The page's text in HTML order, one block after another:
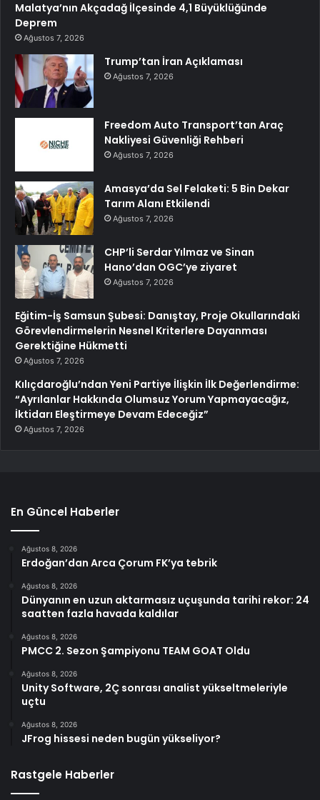
Malatya’nın Akçadağ İlçesinde 4,1 Büyüklüğünde
Deprem
Ağustos 7, 2026
Trump’tan İran Açıklaması
Ağustos 7, 2026
Freedom Auto Transport’tan Araç
Nakliyesi Güvenliği Rehberi
Ağustos 7, 2026
Amasya’da Sel Felaketi: 5 Bin Dekar
Tarım Alanı Etkilendi
Ağustos 7, 2026
CHP’li Serdar Yılmaz ve Sinan
Hano’dan OGC’ye ziyaret
Ağustos 7, 2026
Eğitim-İş Samsun Şubesi: Danıştay, Proje Okullarındaki
Görevlendirmelerin Nesnel Kriterlere Dayanması
Gerektiğine Hükmetti
Ağustos 7, 2026
Kılıçdaroğlu’ndan Yeni Partiye İlişkin İlk Değerlendirme:
“Ayrılanlar Hakkında Olumsuz Yorum Yapmayacağız,
İktidarı Eleştirmeye Devam Edeceğiz”
Ağustos 7, 2026
En Güncel Haberler
Ağustos 8, 2026
Erdoğan’dan Arca Çorum FK’ya tebrik
Ağustos 8, 2026
Dünyanın en uzun aktarmasız uçuşunda tarihi rekor: 24
saatten fazla havada kaldılar
Ağustos 8, 2026
PMCC 2. Sezon Şampiyonu TEAM GOAT Oldu
Ağustos 8, 2026
Unity Software, 2Ç sonrası analist yükseltmeleriyle
uçtu
Ağustos 8, 2026
JFrog hissesi neden bugün yükseliyor?
Rastgele Haberler